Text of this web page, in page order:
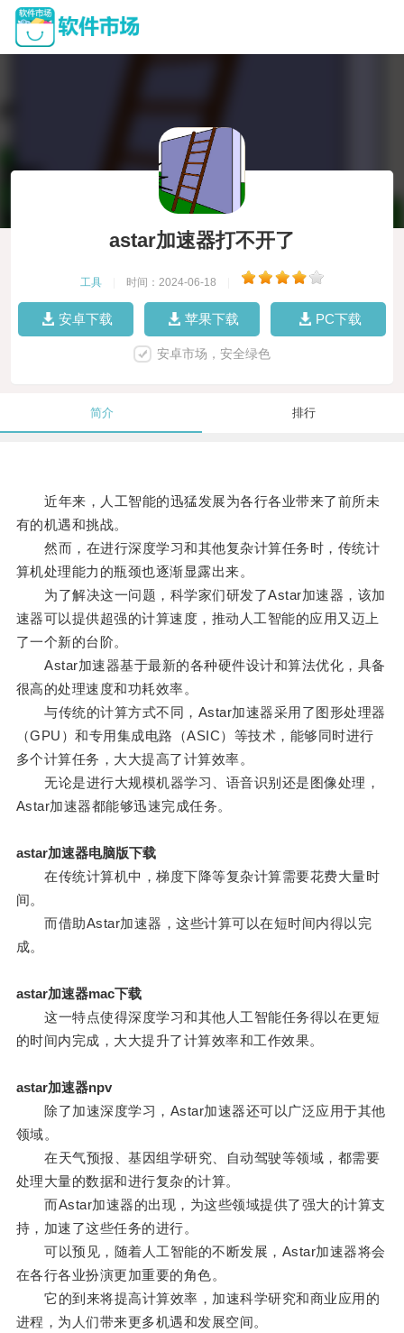
astar加速器打不开了
工具 时间：2024-06-18
安卓下载 苹果下载 PC下载
安卓市场，安全绿色
简介 排行
近年来，人工智能的迅猛发展为各行各业带来了前所未
有的机遇和挑战。
然而，在进行深度学习和其他复杂计算任务时，传统计
算机处理能力的瓶颈也逐渐显露出来。
为了解决这一问题，科学家们研发了Astar加速器，该加
速器可以提供超强的计算速度，推动人工智能的应用又迈上
了一个新的台阶。
Astar加速器基于最新的各种硬件设计和算法优化，具备
很高的处理速度和功耗效率。
与传统的计算方式不同，Astar加速器采用了图形处理器
（GPU）和专用集成电路（ASIC）等技术，能够同时进行
多个计算任务，大大提高了计算效率。
无论是进行大规模机器学习、语音识别还是图像处理，
Astar加速器都能够迅速完成任务。
astar加速器电脑版下载
在传统计算机中，梯度下降等复杂计算需要花费大量时
间。
而借助Astar加速器，这些计算可以在短时间内得以完
成。
astar加速器mac下载
这一特点使得深度学习和其他人工智能任务得以在更短
的时间内完成，大大提升了计算效率和工作效果。
astar加速器npv
除了加速深度学习，Astar加速器还可以广泛应用于其他
领域。
在天气预报、基因组学研究、自动驾驶等领域，都需要
处理大量的数据和进行复杂的计算。
而Astar加速器的出现，为这些领域提供了强大的计算支
持，加速了这些任务的进行。
可以预见，随着人工智能的不断发展，Astar加速器将会
在各行各业扮演更加重要的角色。
它的到来将提高计算效率，加速科学研究和商业应用的
进程，为人们带来更多机遇和发展空间。